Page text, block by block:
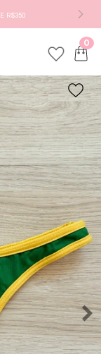
R$350
0